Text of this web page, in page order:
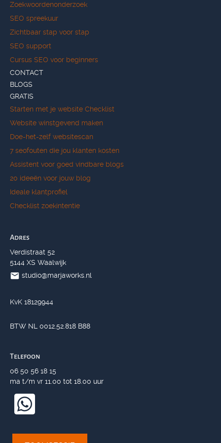
Zoekwoordenonderzoek
SEO spreekuur
Zichtbaar stap voor stap
SEO support
Cursus SEO voor beginners
CONTACT
BLOGS
GRATIS
Starten met je website Checklist
Website winstgevend maken
Doe-het-zelf websitescan
7 seofouten die jou klanten kosten
Assistent voor goed vindbare blogs
20 ideeën voor jouw blog
Ideale klantprofiel
Checklist zoekintentie
Adres
Verdistraat 52
5144 XS Waalwijk
studio@marjaworks.nl
KvK 18129944
BTW NL 0012.52.818 B88
Telefoon
06 50 56 18 15
ma t/m vr 11.00 tot 18.00 uur